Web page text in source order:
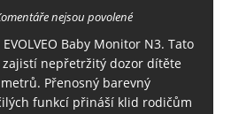
nejsou povolené
Baby Monitor N3. Tato
nepřetržitý dozor dítěte
Přenosný barevný
funkcí přináší klid rodičům